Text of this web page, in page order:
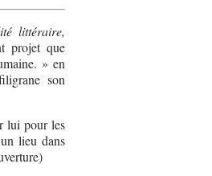
littéraire,
projet que
» en
son
lui pour les
lieu dans